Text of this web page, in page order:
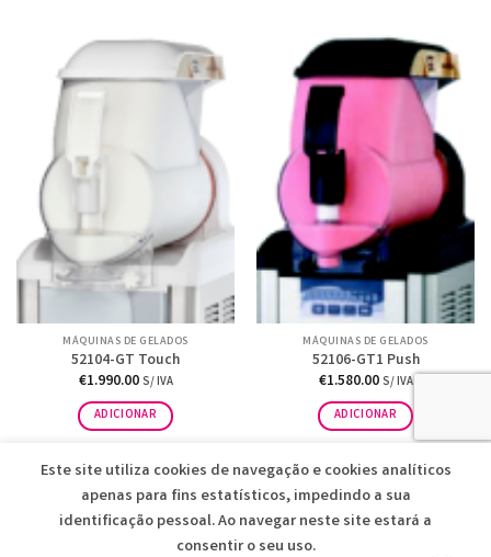
MÁQUINAS DE GELADOS
52104-GT Touch
€1.990.00 S/ IVA
ADICIONAR
MÁQUINAS DE GELADOS
52106-GT1 Push
€1.580.00 S/ IVA
ADICIONAR
1 2
Este site utiliza cookies de navegação e cookies analíticos
apenas para fins estatísticos, impedindo a sua
identificação pessoal. Ao navegar neste site estará a
consentir o seu uso.